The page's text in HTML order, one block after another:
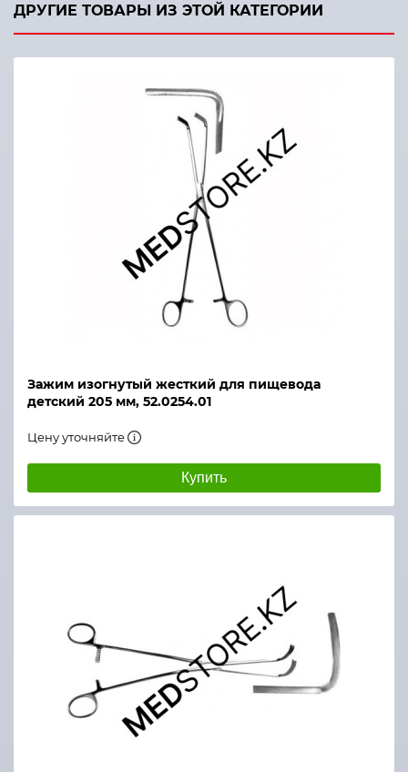
ДРУГИЕ ТОВАРЫ ИЗ ЭТОЙ КАТЕГОРИИ
Зажим изогнутый жесткий для пищевода
детский 205 мм, 52.0254.01
Цену уточняйте
Купить